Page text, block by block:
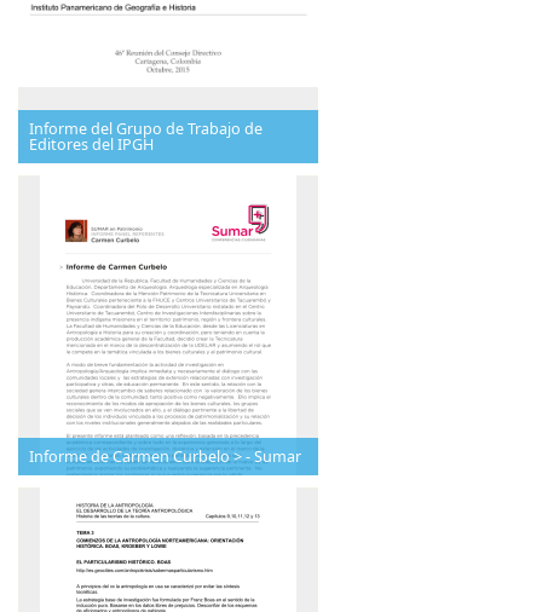
Informe del Grupo de Trabajo de
Editores del IPGH
Informe de Carmen Curbelo > - Sumar